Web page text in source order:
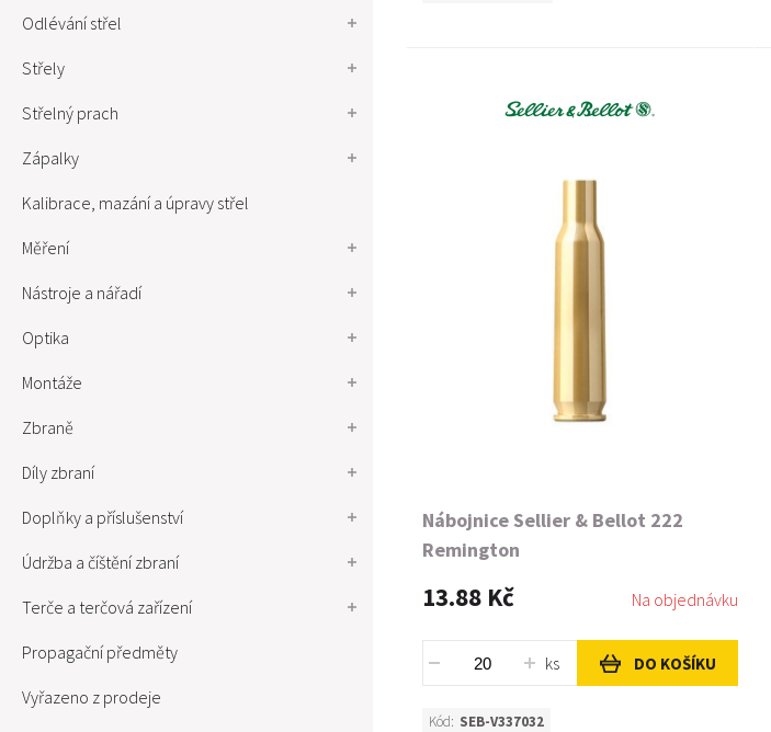
Odlévání střel
Střely
Střelný prach
Zápalky
Kalibrace, mazání a úpravy střel
Měření
Nástroje a nářadí
Optika
Montáže
Zbraně
Díly zbraní
Doplňky a příslušenství
Údržba a číštění zbraní
Terče a terčová zařízení
Propagační předměty
Vyřazeno z prodeje
Nábojnice Sellier & Bellot 222
Remington
13.88 Kč Na objednávku
ks DO KOŠÍKU
Kód: SEB-V337032